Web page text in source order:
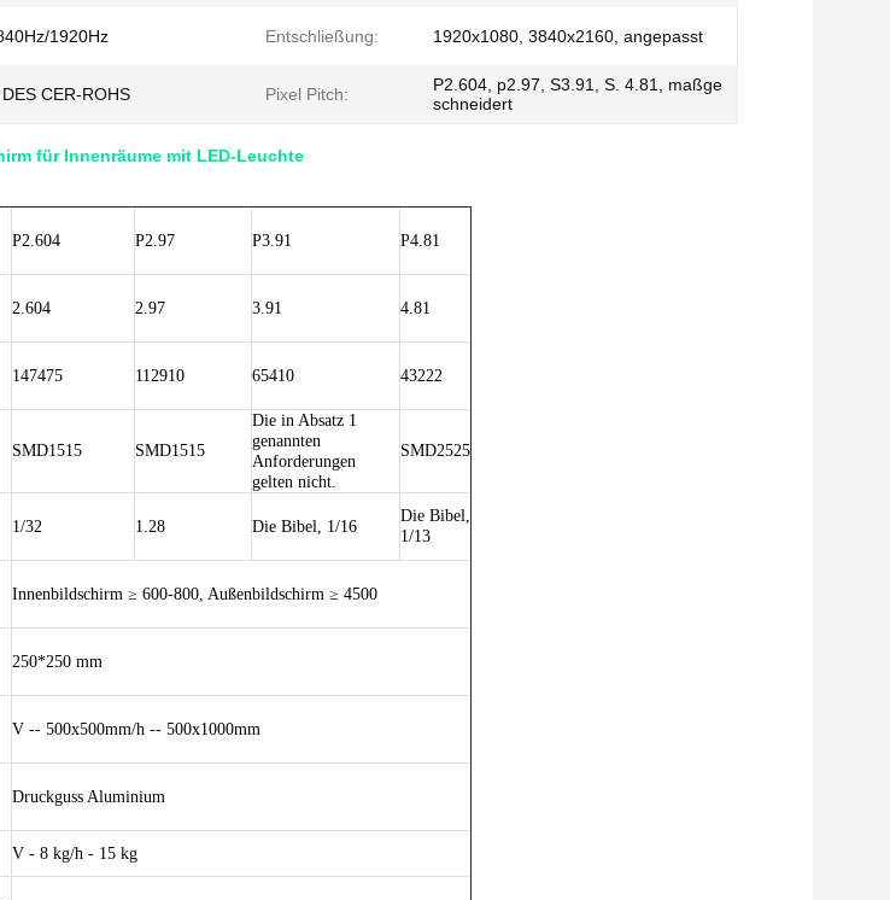
1920Hz Entschließung: 1920x1080, 3840x2160, angepasst
CER-ROHS Pixel Pitch:
P2.604, p2.97, S3.91, S. 4.81, maßge
schneidert
für Innenräume mit LED-Leuchte
P2.604 P2.97 P3.91 P4.81
2.604 2.97 3.91 4.81
147475 112910 65410 43222
SMD1515 SMD1515
Die in Absatz 1
genannten
Anforderungen
gelten nicht.
SMD2525
1/32 1.28 Die Bibel, 1/16
Die Bibel,
1/13
Innenbildschirm ≥ 600-800, Außenbildschirm ≥ 4500
250*250 mm
V -- 500x500mm/h -- 500x1000mm
Druckguss Aluminium
V - 8 kg/h - 15 kg